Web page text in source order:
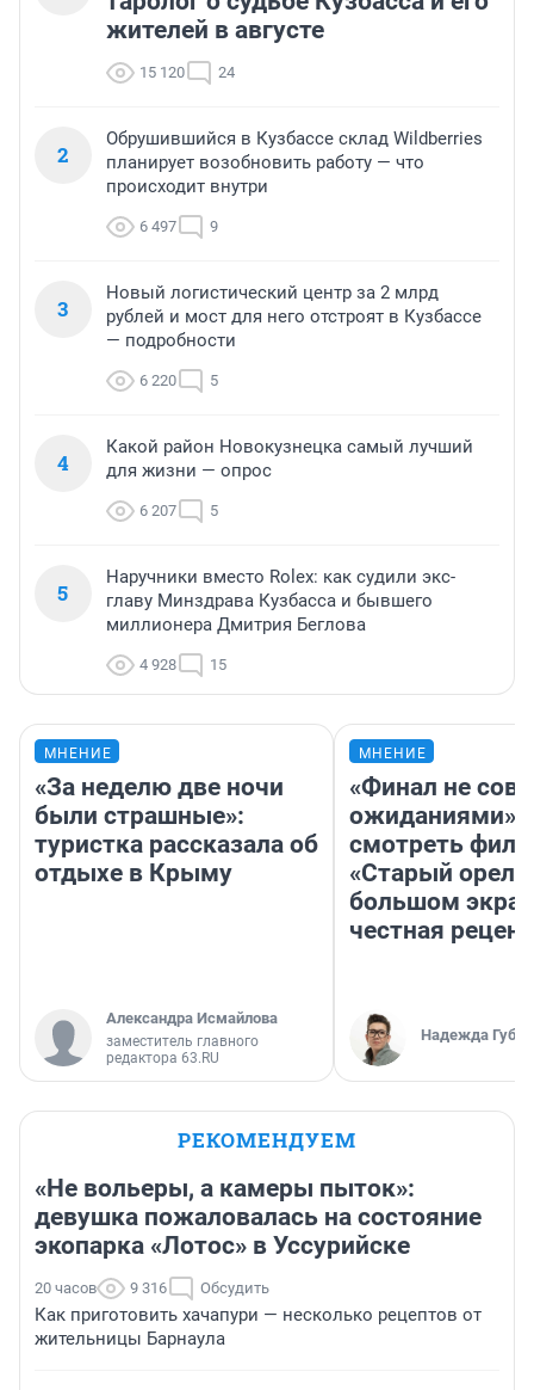
жителей в августе
15 120 24
2
Обрушившийся в Кузбассе склад Wildberries
планирует возобновить работу — что
происходит внутри
6 497 9
3
Новый логистический центр за 2 млрд
рублей и мост для него отстроят в Кузбассе
— подробности
6 220 5
4
Какой район Новокузнецка самый лучший
для жизни — опрос
6 207 5
5
Наручники вместо Rolex: как судили экс-
главу Минздрава Кузбасса и бывшего
миллионера Дмитрия Беглова
4 928 15
МНЕНИЕ
«За неделю две ночи
были страшные»:
туристка рассказала об
отдыхе в Крыму
Александра Исмайлова
заместитель главного
редактора 63.RU
МНЕНИЕ
«Финал не
ожиданиями»:
смотреть
«Старый орел»
большом
честная
Надежда
РЕКОМЕНДУЕМ
«Не вольеры, а камеры пыток»:
девушка пожаловалась на состояние
экопарка «Лотос» в Уссурийске
20 часов 9 316 Обсудить
Как приготовить хачапури — несколько рецептов от
жительницы Барнаула